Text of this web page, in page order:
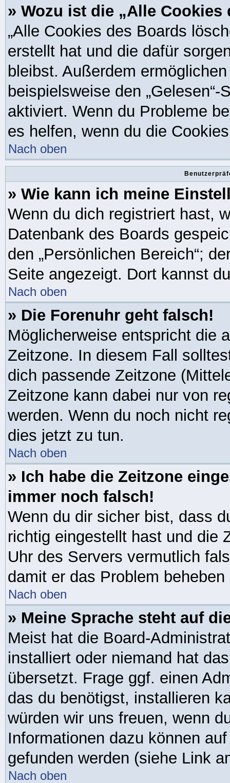
» Wozu ist die „Alle
„Alle Cookies des Boards
erstellt hat und die dafür
bleibst. Außerdem
beispielsweise den
aktiviert. Wenn du Probleme
es helfen, wenn du die
Nach oben
» Wie kann ich meine
Wenn du dich registriert hast,
Datenbank des Boards
den „Persönlichen Bereich“;
Seite angezeigt. Dort kannst
Nach oben
» Die Forenuhr geht falsch!
Möglicherweise entspricht die
Zeitzone. In diesem Fall
dich passende Zeitzone
Zeitzone kann dabei nur von
werden. Wenn du noch nicht
dies jetzt zu tun.
Nach oben
» Ich habe die Zeitzone
immer noch falsch!
Wenn du dir sicher bist, dass
richtig eingestellt hast und die
Uhr des Servers vermutlich
damit er das Problem beheben
Nach oben
» Meine Sprache steht auf
Meist hat die Board-
installiert oder niemand hat
übersetzt. Frage ggf. einen
das du benötigst, installieren
würden wir uns freuen, wenn
Informationen dazu können
gefunden werden (siehe Link
Nach oben